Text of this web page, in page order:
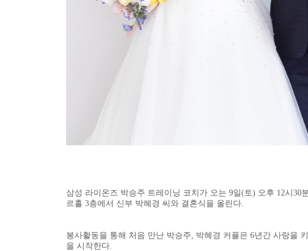
삼성 라이온즈 박승주 트레이닝 코치가 오는 9일(토) 오후 12시30
르홀 3층에서 신부 박혜경 씨와 결혼식을 올린다.
봉사활동을 통해 처음 만난 박승주, 박혜경 커플은 6년간 사랑을
을 시작한다.